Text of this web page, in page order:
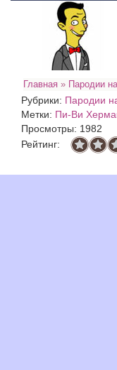
Главная » Пародии
Рубрики: Пародии
Метки: Пи-Ви
Просмотры: 1982
Рейтинг: